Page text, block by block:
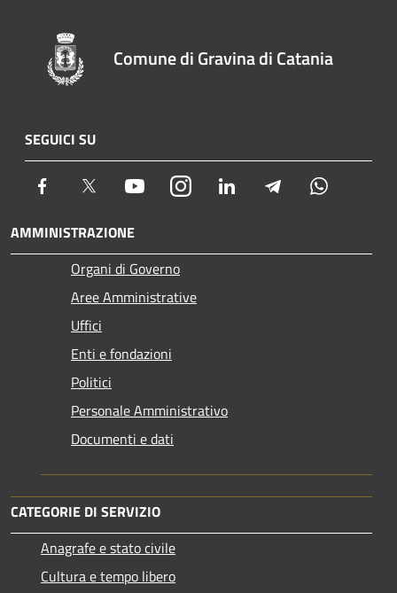
Comune di Gravina di Catania
SEGUICI SU
Facebook Twitter YoutubeInstagram LinkedIn Telegram
AMMINISTRAZIONE
Organi di Governo
Aree Amministrative
Uffici
Enti e fondazioni
Politici
Personale Amministrativo
Documenti e dati
CATEGORIE DI SERVIZIO
Anagrafe e stato civile
Cultura e tempo libero